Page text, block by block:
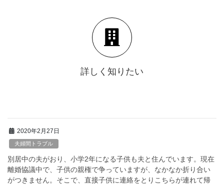
詳しく知りたい
2020年2月27日
夫婦間トラブル
別居中の夫がおり、小学2年になる子供も夫と住んでいます。現在
離婚協議中で、子供の親権で争っていますが、なかなか折り合い
がつきません。そこで、直接子供に連絡をとりこちらが連れて帰